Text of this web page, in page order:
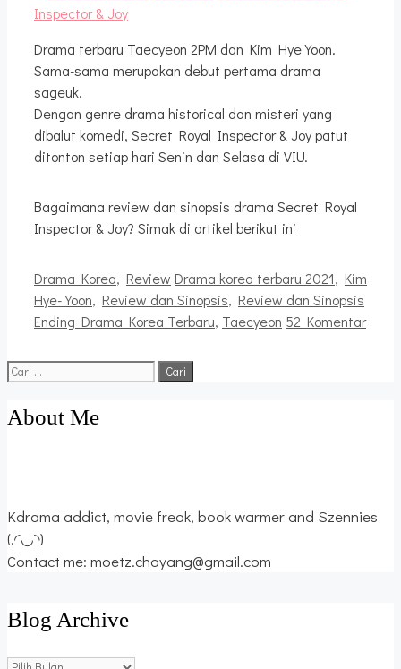
Drama terbaru Taecyeon 2PM dan Kim Hye Yoon.
Sama-sama merupakan debut pertama drama
sageuk.
Dengan genre drama historical dan misteri yang
dibalut komedi, Secret Royal Inspector & Joy patut
ditonton setiap hari Senin dan Selasa di VIU.
Bagaimana review dan sinopsis drama Secret Royal
Inspector & Joy? Simak di artikel berikut ini
Kategori
Drama Korea, Review Tag
Drama korea terbaru 2021, Kim
Hye-Yoon, Review dan Sinopsis, Review dan Sinopsis
Ending Drama Korea Terbaru, Taecyeon 52 Komentar
Cari
About Me
Kdrama addict, movie freak, book warmer and Szennies
(.◜◡◝)
Contact me: moetz.chayang@gmail.com
Blog Archive